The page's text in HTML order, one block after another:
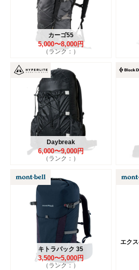
カーゴ55
5,000〜8,000円
（ランク：）
Daybreak
6,000〜9,000円
（ランク：）
キトラパック 35
3,500〜5,000円
（ランク：）
エク